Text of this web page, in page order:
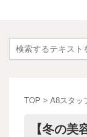
TOP > A8スタッ
【冬の美